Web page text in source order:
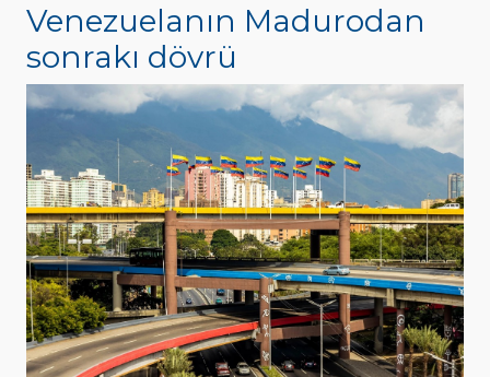
Venezuelanın Madurodan
sonrakı dövrü